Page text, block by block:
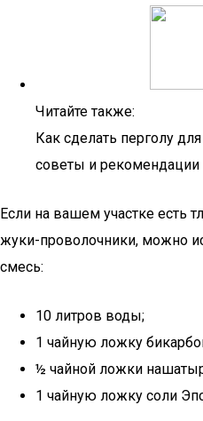
Читайте также:
Как сделать перголу
советы и рекомендации
Если на вашем участке есть
жуки-проволочники, можно
смесь:
10 литров воды;
1 чайную ложку
½ чайной ложки
1 чайную ложку соли